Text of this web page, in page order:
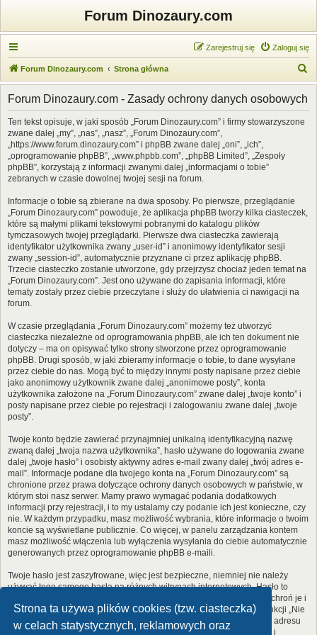
Strona ta używa plików cookies (tzw. ciasteczka)
w celach statystycznych, reklamowych oraz
Forum Dinozaury.com
Zaloguj się
Zarejestruj się
Forum Dinozaury.com Strona główna
z
Forum Dinozaury.com - Zasady ochrony danych osobowych
Ten tekst opisuje, w jaki sposób „Forum Dinozaury.com” i firmy stowarzyszone
zwane dalej „my”, „nas”, „nasz”, „Forum Dinozaury.com”,
„https://www.forum.dinozaury.com” i phpBB zwane dalej „oni”, „ich”,
„oprogramowanie phpBB”, „www.phpbb.com”, „phpBB Limited”, „Zespoły
phpBB”, korzystają z informacji zwanymi dalej „informacjami o tobie”
zebranych w czasie dowolnej twojej sesji na forum.
Informacje o tobie są zbierane na dwa sposoby. Po pierwsze, przeglądanie
„Forum Dinozaury.com” powoduje, że aplikacja phpBB tworzy kilka ciasteczek,
które są małymi plikami tekstowymi pobranymi do katalogu plików
tymczasowych twojej przeglądarki. Pierwsze dwa ciasteczka zawierają
identyfikator użytkownika zwany „user-id” i anonimowy identyfikator sesji
zwany „session-id”, automatycznie przyznane ci przez aplikację phpBB.
Trzecie ciasteczko zostanie utworzone, gdy przejrzysz chociaż jeden temat na
„Forum Dinozaury.com”. Jest ono używane do zapisania informacji, które
tematy zostały przez ciebie przeczytane i służy do ułatwienia ci nawigacji na
forum.
W czasie przeglądania „Forum Dinozaury.com” możemy też utworzyć
ciasteczka niezależne od oprogramowania phpBB, ale ich ten dokument nie
dotyczy – ma on opisywać tylko strony stworzone przez oprogramowanie
phpBB. Drugi sposób, w jaki zbieramy informacje o tobie, to dane wysyłane
przez ciebie do nas. Mogą być to między innymi posty napisane przez ciebie
jako anonimowy użytkownik zwane dalej „anonimowe posty”, konta
użytkownika założone na „Forum Dinozaury.com” zwane dalej „twoje konto” i
posty napisane przez ciebie po rejestracji i zalogowaniu zwane dalej „twoje
posty”.
Twoje konto będzie zawierać przynajmniej unikalną identyfikacyjną nazwę
zwaną dalej „twoja nazwa użytkownika”, hasło używane do logowania zwane
dalej „twoje hasło” i osobisty aktywny adres e-mail zwany dalej „twój adres e-
mail”. Informacje podane dla twojego konta na „Forum Dinozaury.com” są
chronione przez prawa dotyczące ochrony danych osobowych w państwie, w
którym stoi nasz serwer. Mamy prawo wymagać podania dodatkowych
informacji przy rejestracji, i to my ustalamy czy podanie ich jest konieczne, czy
nie. W każdym przypadku, masz możliwość wybrania, które informacje o twoim
koncie są wyświetlane publicznie. Co więcej, w panelu zarządzania kontem
masz możliwość włączenia lub wyłączenia wysyłania do ciebie automatycznie
generowanych przez oprogramowanie phpBB e-maili.
Twoje hasło jest zaszyfrowane, więc jest bezpieczne, niemniej nie należy
używać tego samego hasła na różnych witrynach internetowych. Hasło to
umożliwia dostęp do twojego konta na „Forum Dinozaury.com”, więc chroń je i
w żadnym wypadku nie podawajnikomu. Jeśli je zapomnisz, użyj funkcji „Nie
pamiętam hasła”. Witryna poprosi cię o podanie nazwy użytkownika i adresu
e-mail. Po podaniu tych danych zostanie wygenerowane nowe hasło i